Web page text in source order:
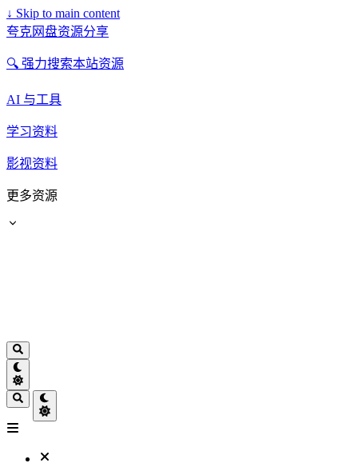
↓ Skip to main content
夸克网盘资源分享
🔍 强力搜索本站资源
AI 与工具
学习资料
影视资料
更多资源